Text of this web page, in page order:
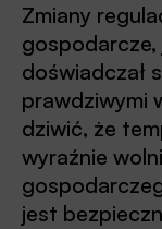
Zmiany
doświadczał
prawdziwymi
dziwić, że
wyraźnie
jest